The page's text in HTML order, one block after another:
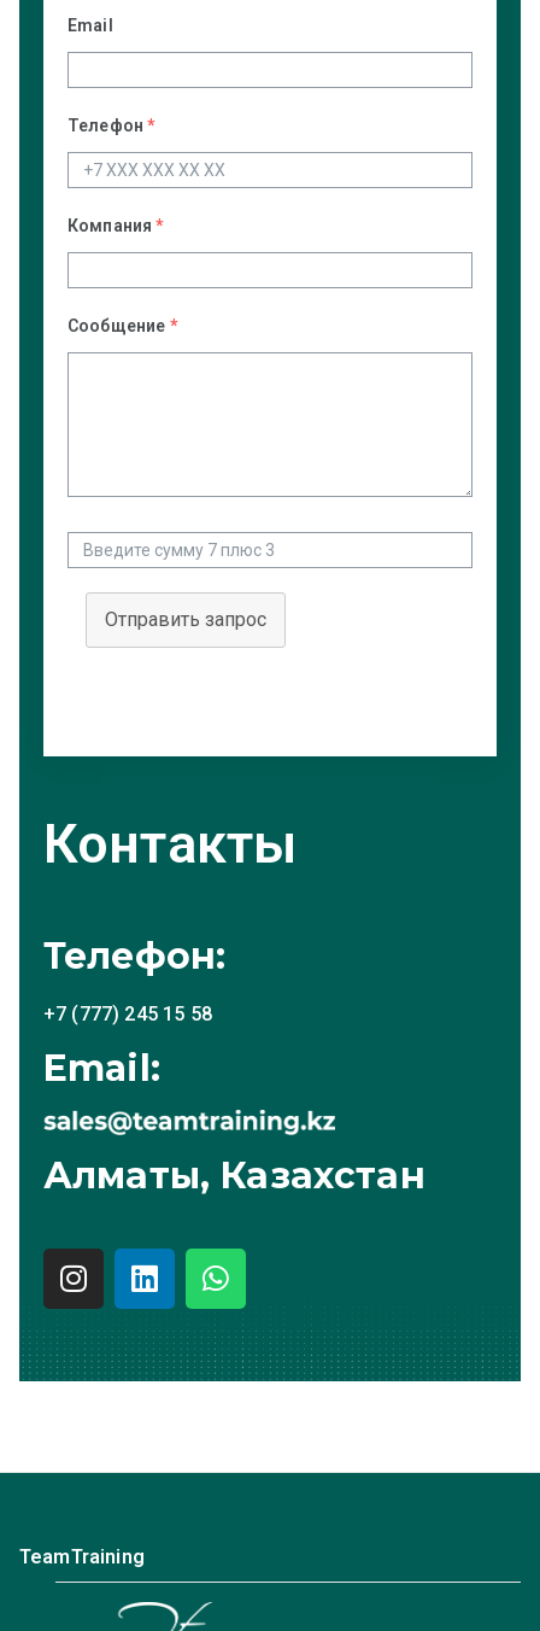
Email
Телефон *
Компания *
Сообщение *
Отправить запрос
Контакты
Телефон:
+7 (777) 245 15 58
Email:
Алматы, Казахстан
TeamTraining